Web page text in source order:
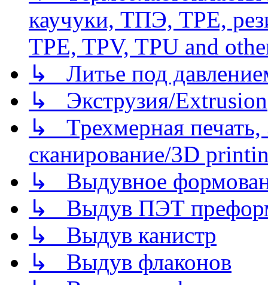
каучуки, ТПЭ, TPE,
TPE, TPV, TPU and
↳ Литье под
↳ Экструзия/Extrusion
↳ Трехмерная
сканирование/3D
↳ Выдувное
↳ Выдув ПЭТ
↳ Выдув канистр
↳ Выдув флаконов